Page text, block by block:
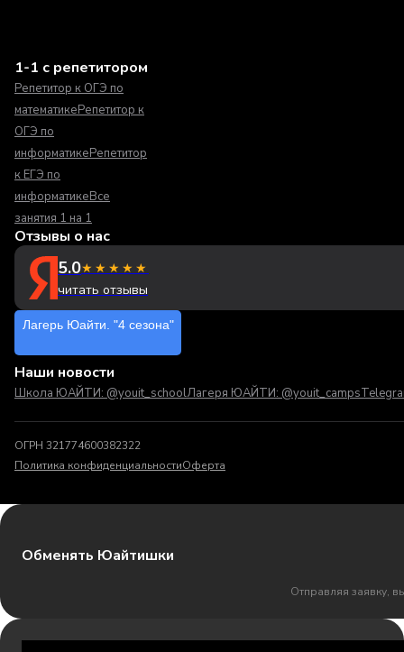
1-1 с репетитором
Репетитор к ОГЭ по
математикеРепетитор к
ОГЭ по
информатикеРепетитор
к ЕГЭ по
информатикеВсе
занятия 1 на 1
Отзывы о нас
5.0★★★★★
читать отзывы
Лагерь Юайти. "4 сезона"
Наши новости
Школа ЮАЙТИ: @youit_schoolЛагеря ЮАЙТИ: @youit_camps
ОГРН 321774600382322
Политика конфиденциальностиОферта
Обменять Юайтишки
Отправляя заявку,